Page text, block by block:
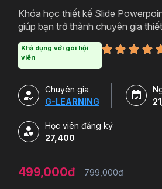
Khóa học thiết kế Slide
giúp bạn trở thành chuyên gia
bạn có thể học cả về tư duy thiết
dụng thành thạo công cụ. Tặng
khác nhau.
Khả dụng với gói hội
viên
Chuyên gia
G-LEARNING
Học viên đăng ký
27,400
499,000đ 799,000đ